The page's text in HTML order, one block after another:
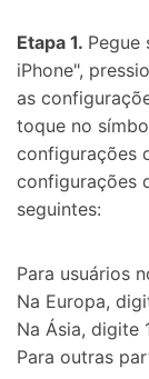
Etapa 1. Pegue
iPhone",
as
toque no
configurações
configurações
seguintes:
Para usuários
Na Europa,
Na Ásia, digite
Para outras